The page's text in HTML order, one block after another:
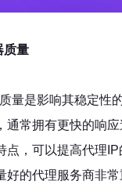
质量
量是影响其稳定性
通常拥有更快的响
点，可以提高代理IP
好的代理服务商非常